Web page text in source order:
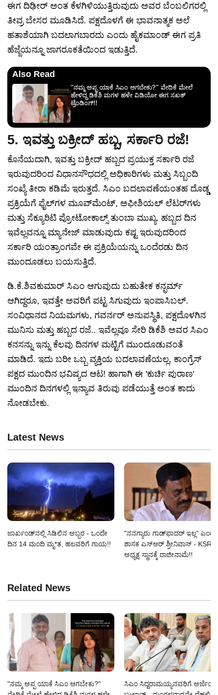
ಈಗ ದಿಢೀರ್ ಅಂತ ಕೆಳಗಿಳಿಯುತ್ತಿರುವುದು ಅವರ ಬೆಂಬಲಿಗರಲ್ಲಿ
ತೀವ್ರ ಬೇಸರ ಮೂಡಿಸಿದೆ. ಪಕ್ಷದೊಳಗೆ ಈ ಭಾವನಾತ್ಮಕ ಅಲೆ
ಹತಾಶೆಯಾಗಿ ಬದಲಾಗಬಾರದು ಎಂದು ಹೈಕಮಾಂಡ್ ಈಗ ಪ್ರತಿ
ಹೆಜ್ಜೆಯನ್ನೂ ಜಾಗರೂಕತೆಯಿಂದ ಇಡುತ್ತಿದೆ.
Also Read
"ನಮ್ಮ ಅಪ್ಪ ಯಾಕೆ ಸಿಎಂ ಆಗಬೇಕು?" ವೇದಿಕೆ ಮೇಲೆ
ಹೇಳಿದ್ದ ಡಿಕೆಶಿ ಮಗಳ ಹಳೇ ವಿಡಿಯೋ ಈಗ ಸಖತ್
ಟ್ರೆಂಡಿಂಗ್!!
5. ಇವತ್ತು ಬಕ್ರೀದ್ ಹಬ್ಬ, ಸರ್ಕಾರಿ ರಜೆ!
ಕೊನೆಯದಾಗಿ, ಇವತ್ತು ಬಕ್ರೀದ್ ಹಬ್ಬದ ಪ್ರಯುಕ್ತ ಸರ್ಕಾರಿ ರಜೆ
ಇರುವುದರಿಂದ ವಿಧಾನಸೌಧದಲ್ಲಿ ಅಧಿಕಾರಿಗಳು ಮತ್ತು ಸಿಬ್ಬಂದಿ
ಸಂಖ್ಯೆ ತೀರಾ ಕಡಿಮೆ ಇರುತ್ತದೆ. ಸಿಎಂ ಬದಲಾವಣೆಯಂತಹ ದೊಡ್ಡ
ಪ್ರಕ್ರಿಯೆಗೆ ಫೈಲ್‌ಗಳ ಮೂವ್‌ಮೆಂಟ್, ಅಫೀಶಿಯಲ್ ಲೆಟರ್‌ಗಳು
ಮತ್ತು ಸೆಕ್ಯೂರಿಟಿ ಪ್ರೋಟೋಕಾಲ್ಸ್ ತುಂಬಾ ಮುಖ್ಯ. ಹಬ್ಬದ ದಿನ
ಇವೆಲ್ಲವನ್ನೂ ಮ್ಯಾನೇಜ್ ಮಾಡುವುದು ಕಷ್ಟ ಇರುವುದರಿಂದ
ಸರ್ಕಾರಿ ಯಂತ್ರಾಂಗವೇ ಈ ಪ್ರಕ್ರಿಯೆಯನ್ನು ಒಂದೆರಡು ದಿನ
ಮುಂದೂಡಲು ಬಯಸುತ್ತಿದೆ.
ಡಿ.ಕೆ.ಶಿವಕುಮಾರ್ ಸಿಎಂ ಆಗುವುದು ಬಹುತೇಕ ಕನ್ಫರ್ಮ್
ಆಗಿದ್ದರೂ, ಇವತ್ತೇ ಅವರಿಗೆ ಪಟ್ಟ ಸಿಗುವುದು ಇಂಪಾಸಿಬಲ್.
ಸಂವಿಧಾನದ ನಿಯಮಗಳು, ಗವರ್ನರ್ ಅನುಪಸ್ಥಿತಿ, ಪಕ್ಷದೊಳಗಿನ
ಮುನಿಸು ಮತ್ತು ಹಬ್ಬದ ರಜೆ.. ಇವೆಲ್ಲವೂ ಸೇರಿ ಡಿಕೆಶಿ ಅವರ ಸಿಎಂ
ಕನಸನ್ನು ಇನ್ನು ಕೆಲವು ದಿನಗಳ ಮಟ್ಟಿಗೆ ಮುಂದೂಡುವಂತೆ
ಮಾಡಿದೆ. ಇದು ಬರೀ ಒಬ್ಬ ವ್ಯಕ್ತಿಯ ಬದಲಾವಣೆಯಲ್ಲ, ಕಾಂಗ್ರೆಸ್
ಪಕ್ಷದ ಮುಂದಿನ ಭವಿಷ್ಯದ ಆಟ! ಹಾಗಾಗಿ ಈ 'ಕುರ್ಚಿ ಪುರಾಣ'
ಮುಂದಿನ ದಿನಗಳಲ್ಲಿ ಇನ್ಯಾವ ತಿರುವು ಪಡೆಯುತ್ತೆ ಅಂತ ಕಾದು
ನೋಡಬೇಕು.
Latest News
ಜಾರ್ಖಂಡ್‌ನಲ್ಲಿ ಸಿಡಿಲಿನ ಅಬ್ಬರ - ಒಂದೇ
ದಿನ 14 ಮಂದಿ ಮೃ*ತ, ಹಲವರಿಗೆ ಗಾಯ!!
"ನನಗ್ಯಾರು ಗಾಡ್‌ಫಾದರ್ ಇಲ್ಲ" ಎಂದ
ಶಾಸಕ ಎಸ್‌ಆರ್‌ ಶ್ರೀನಿವಾಸ್‌ -
ಅಧ್ಯಕ್ಷ ಸ್ಥಾನಕ್ಕೆ ರಾಜೀನಾಮೆ!!
Related News
"ನಮ್ಮ ಅಪ್ಪ ಯಾಕೆ ಸಿಎಂ ಆಗಬೇಕು?"
ಸಿಎಂ ಸಿದ್ದರಾಮಯ್ಯನವರಿಗೆ ಅರ್ಜೆಂಟ್